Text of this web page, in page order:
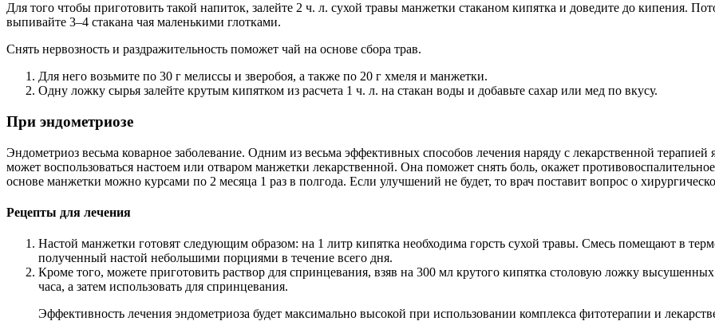
Для того чтобы приготовить такой напиток, залейте 2 ч. л. сухой травы манжетки стаканом кипятка и доведите до кипения.
выпивайте 3‒4 стакана чая маленькими глотками.
Снять нервозность и раздражительность поможет чай на основе сбора трав.
Для него возьмите по 30 г мелиссы и зверобоя, а также по 20 г хмеля и манжетки.
Одну ложку сырья залейте крутым кипятком из расчета 1 ч. л. на стакан воды и добавьте сахар или мед по вкусу.
При эндометриозе
Эндометриоз весьма коварное заболевание. Одним из весьма эффективных способов лечения наряду с лекарственной
может воспользоваться настоем или отваром манжетки лекарственной. Она поможет снять боль, окажет
основе манжетки можно курсами по 2 месяца 1 раз в полгода. Если улучшений не будет, то врач поставит вопрос о
Рецепты для лечения
Настой манжетки готовят следующим образом: на 1 литр кипятка необходима горсть сухой травы. Смесь помещают в
полученный настой небольшими порциями в течение всего дня.
Кроме того, можете приготовить раствор для спринцевания, взяв на 300 мл крутого кипятка столовую ложку
часа, а затем использовать для спринцевания.
Эффективность лечения эндометриоза будет максимально высокой при использовании комплекса фитотерапии и